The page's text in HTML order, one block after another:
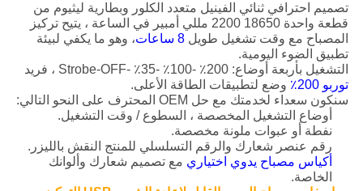
تصميم احترافي ثنائي الفينيل متعدد الكلور وبطارية ليثيوم من
قطعة واحدة 18650 2200 مللي أمبير في الساعة ، يتيح تركيز
المصباح مع وقت تشغيل طويل 8 ساعات
، وهو ما يكفي لبيئة
تطبيق الضوء اليومية.
التشغيل بأربعة أوضاع: 200٪ -100٪ -35٪ -Strobe-OFF ، فريد
توربو 200٪
وضع لتطبيقات الطاقة الأعلى.
سنكون سعداء لخدمتك مع حل OEM المحترف على النحو التالي:
أوضاع التشغيل المخصصة ، السطوع / وقت التشغيل.
نفطة أو عبوات ملونة مخصصة.
رقم عنصر شعارك والرقم التسلسلي للمنتج النقش بالليزر.
أكياس مصباح يدوي اختياري مع تصميم شعارك وألوانك
الخاصة.